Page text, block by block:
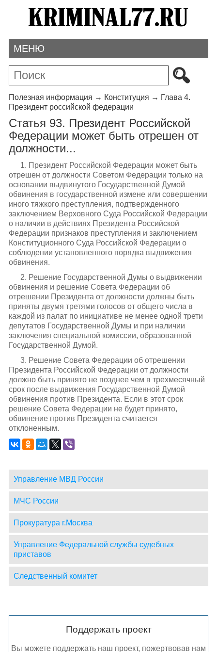
МЕНЮ
Полезная информация → Конституция → Глава 4.
Президент российской федерации
Статья 93. Президент Российской
Федерации может быть отрешен от
должности...
1. Президент Российской Федерации может быть
отрешен от должности Советом Федерации только на
основании выдвинутого Государственной Думой
обвинения в государственной измене или совершении
иного тяжкого преступления, подтвержденного
заключением Верховного Суда Российской Федерации
о наличии в действиях Президента Российской
Федерации признаков преступления и заключением
Конституционного Суда Российской Федерации о
соблюдении установленного порядка выдвижения
обвинения.
2. Решение Государственной Думы о выдвижении
обвинения и решение Совета Федерации об
отрешении Президента от должности должны быть
приняты двумя третями голосов от общего числа в
каждой из палат по инициативе не менее одной трети
депутатов Государственной Думы и при наличии
заключения специальной комиссии, образованной
Государственной Думой.
3. Решение Совета Федерации об отрешении
Президента Российской Федерации от должности
должно быть принято не позднее чем в трехмесячный
срок после выдвижения Государственной Думой
обвинения против Президента. Если в этот срок
решение Совета Федерации не будет принято,
обвинение против Президента считается
отклоненным.
Управление МВД России
МЧС России
Прокуратура г.Москва
Управление Федеральной службы судебных
приставов
Следственный комитет
Поддержать проект
Вы можете поддержать наш проект, пожертвовав нам